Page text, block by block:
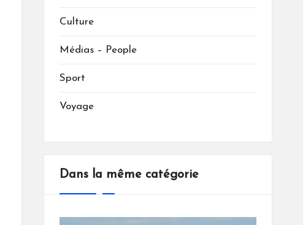
Culture
Médias – People
Sport
Voyage
Dans la même catégorie